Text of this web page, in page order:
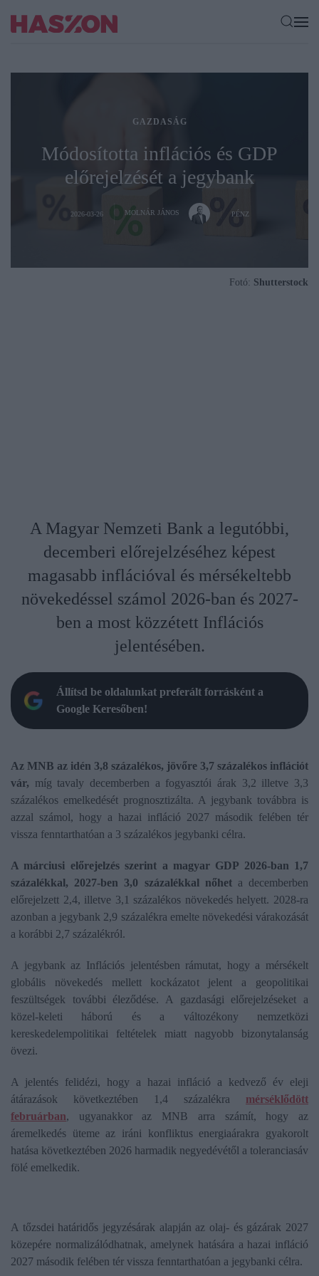
GAZDASÁG
Módosította inflációs és GDP
előrejelzését a jegybank
2026-03-26 MOLNÁR JÁNOS PÉNZ
Fotó: Shutterstock
A Magyar Nemzeti Bank a legutóbbi,
decemberi előrejelzéséhez képest
magasabb inflációval és mérsékeltebb
növekedéssel számol 2026-ban és 2027-
ben a most közzétett Inflációs
jelentésében.
Állítsd be oldalunkat preferált forrásként a
Google Keresőben!
Az MNB az idén 3,8 százalékos, jövőre 3,7 százalékos inflációt
vár, míg tavaly decemberben a fogyasztói árak 3,2 illetve 3,3
százalékos emelkedését prognosztizálta. A jegybank továbbra is
azzal számol, hogy a hazai infláció 2027 második felében tér
vissza fenntarthatóan a 3 százalékos jegybanki célra.
A márciusi előrejelzés szerint a magyar GDP 2026-ban 1,7
százalékkal, 2027-ben 3,0 százalékkal nőheta decemberben
előrejelzett 2,4, illetve 3,1 százalékos növekedés helyett. 2028-ra
azonban a jegybank 2,9 százalékra emelte növekedési várakozását
a korábbi 2,7 százalékról.
A jegybank az Inflációs jelentésben rámutat, hogy a mérsékelt
globális növekedés mellett kockázatot jelent a geopolitikai
feszültségek további éleződése. A gazdasági előrejelzéseket a
közel-keleti háború és a változékony nemzetközi
kereskedelempolitikai feltételek miatt nagyobb bizonytalanság
övezi.
A jelentés felidézi, hogy a hazai infláció a kedvező év eleji
átárazások következtében 1,4 százalékra mérséklődött
februárban, ugyanakkor az MNB arra számít, hogy az
áremelkedés üteme az iráni konfliktus energiaárakra gyakorolt
hatása következtében 2026 harmadik negyedévétől a toleranciasáv
fölé emelkedik.
A tőzsdei határidős jegyzésárak alapján az olaj- és gázárak 2027
közepére normalizálódhatnak, amelynek hatására a hazai infláció
2027 második felében tér vissza fenntarthatóan a jegybanki célra.